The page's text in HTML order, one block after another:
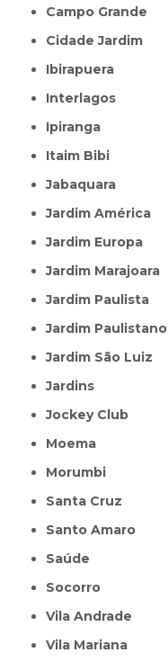
Campo Grande
Cidade Jardim
Ibirapuera
Interlagos
Ipiranga
Itaim Bibi
Jabaquara
Jardim América
Jardim Europa
Jardim Marajoara
Jardim Paulista
Jardim Paulistano
Jardim São Luiz
Jardins
Jockey Club
Moema
Morumbi
Santa Cruz
Santo Amaro
Saúde
Socorro
Vila Andrade
Vila Mariana